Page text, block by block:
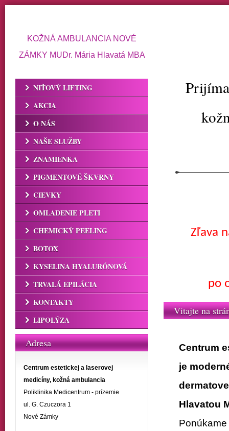
KOŽNÁ AMBULANCIA NOVÉ
ZÁMKY MUDr. Mária Hlavatá MBA
NIŤOVÝ LIFTING
AKCIA
O NÁS
NAŠE SLUŽBY
ZNAMIENKA
PIGMENTOVÉ ŠKVRNY
CIEVKY
OMLADENIE PLETI
CHEMICKÝ PEELING
BOTOX
KYSELINA HYALURÓNOVÁ
TRVALÁ EPILÁCIA
KONTAKTY
LIPOLÝZA
Zľava
po
Vitajte na
Centrum
je
Hlavatou
Adresa
Centrum estetickej a laserovej
medicíny, kožná ambulancia
Poliklinika Medicentrum - prízemie
ul. G. Czuczora 1
Nové Zámky